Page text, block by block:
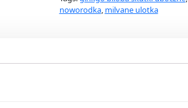
A
E
noworodka, milvane ulotka